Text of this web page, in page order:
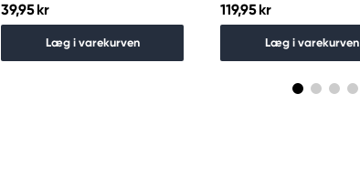
39,95 kr
Læg i varekurven
119,95 kr
Læg i varekurven